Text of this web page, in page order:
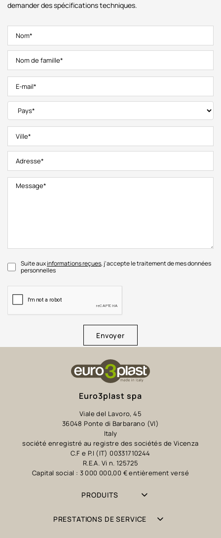
demander des spécifications techniques.
Suite auxinformations reçues, j'accepte le traitement de mes données
personnelles
Envoyer
Euro3plast spa
Viale del Lavoro, 45
36048 Ponte di Barbarano (VI)
Italy
société enregistré au registre des sociétés de Vicenza
C.F e P.I (IT) 00331710244
R.E.A. Vi n. 125725
Capital social : 3 000 000,00 € entièrement versé
PRODUITS
PRESTATIONS DE SERVICE